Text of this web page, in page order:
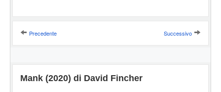
Precedente Successivo
Mank (2020) di David Fincher